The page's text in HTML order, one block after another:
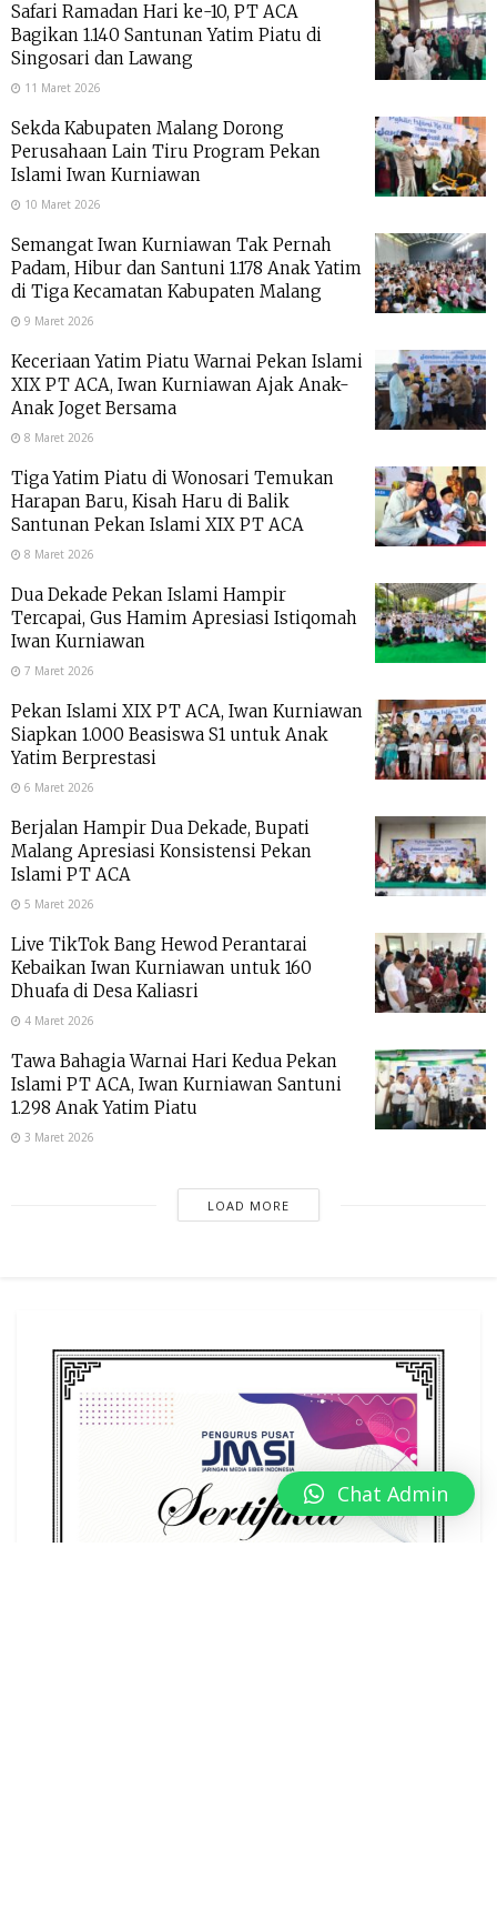
Safari Ramadan Hari ke-10, PT ACA
Bagikan 1.140 Santunan Yatim Piatu di
Singosari dan Lawang
11 Maret 2026
Sekda Kabupaten Malang Dorong
Perusahaan Lain Tiru Program Pekan
Islami Iwan Kurniawan
10 Maret 2026
Semangat Iwan Kurniawan Tak Pernah
Padam, Hibur dan Santuni 1.178 Anak Yatim
di Tiga Kecamatan Kabupaten Malang
9 Maret 2026
Keceriaan Yatim Piatu Warnai Pekan Islami
XIX PT ACA, Iwan Kurniawan Ajak Anak-
Anak Joget Bersama
8 Maret 2026
Tiga Yatim Piatu di Wonosari Temukan
Harapan Baru, Kisah Haru di Balik
Santunan Pekan Islami XIX PT ACA
8 Maret 2026
Dua Dekade Pekan Islami Hampir
Tercapai, Gus Hamim Apresiasi Istiqomah
Iwan Kurniawan
7 Maret 2026
Pekan Islami XIX PT ACA, Iwan Kurniawan
Siapkan 1.000 Beasiswa S1 untuk Anak
Yatim Berprestasi
6 Maret 2026
Berjalan Hampir Dua Dekade, Bupati
Malang Apresiasi Konsistensi Pekan
Islami PT ACA
5 Maret 2026
Live TikTok Bang Hewod Perantarai
Kebaikan Iwan Kurniawan untuk 160
Dhuafa di Desa Kaliasri
4 Maret 2026
Tawa Bahagia Warnai Hari Kedua Pekan
Islami PT ACA, Iwan Kurniawan Santuni
1.298 Anak Yatim Piatu
3 Maret 2026
LOAD MORE
Chat Admin